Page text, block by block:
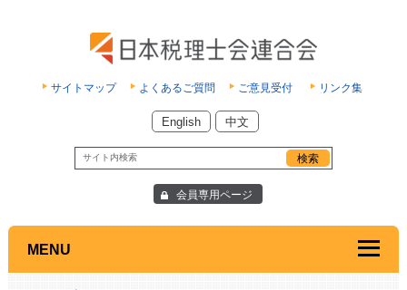
サイトマップ よくあるご質問 ご意見受付 リンク集
English 中文
会員専用ページ
MENU